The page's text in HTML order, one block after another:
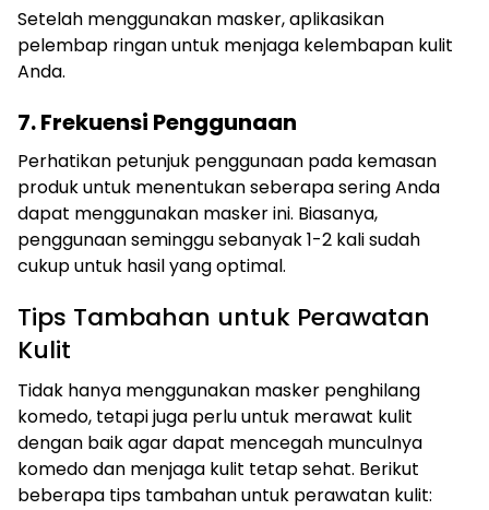
Setelah menggunakan masker, aplikasikan
pelembap ringan untuk menjaga kelembapan kulit
Anda.
7. Frekuensi Penggunaan
Perhatikan petunjuk penggunaan pada kemasan
produk untuk menentukan seberapa sering Anda
dapat menggunakan masker ini. Biasanya,
penggunaan seminggu sebanyak 1-2 kali sudah
cukup untuk hasil yang optimal.
Tips Tambahan untuk Perawatan
Kulit
Tidak hanya menggunakan masker penghilang
komedo, tetapi juga perlu untuk merawat kulit
dengan baik agar dapat mencegah munculnya
komedo dan menjaga kulit tetap sehat. Berikut
beberapa tips tambahan untuk perawatan kulit: